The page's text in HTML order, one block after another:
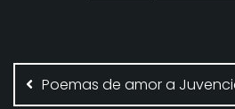
Navegación
dePoemas de amor a